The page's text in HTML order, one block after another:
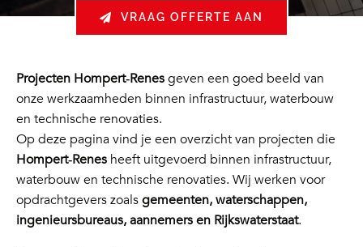
VRAAG OFFERTE AAN
Projecten Hompert‑Renesgeven een goed beeld van
onze werkzaamheden binnen infrastructuur, waterbouw
en technische renovaties.
Op deze pagina vind je een overzicht van projecten die
Hompert‑Renesheeft uitgevoerd binnen infrastructuur,
waterbouw en technische renovaties. Wij werken voor
opdrachtgevers zoalsgemeenten, waterschappen,
ingenieursbureaus, aannemers en Rijkswaterstaat.